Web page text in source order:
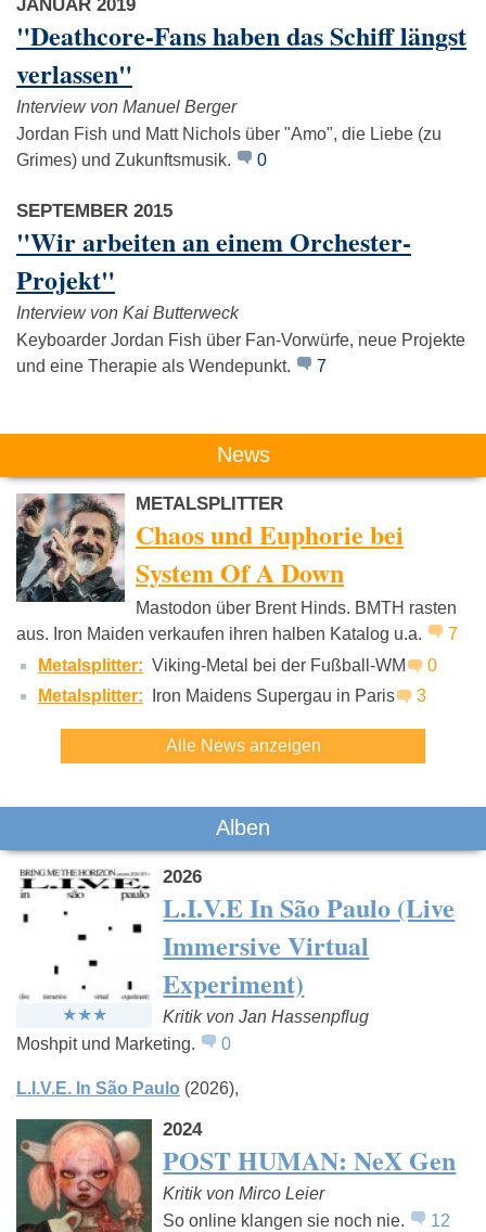
System Of A
Rammstein
Bullet For
JANUAR 2019
"Deathcore-Fans haben das Schiff längst
verlassen"
Interview von Manuel Berger
Jordan Fish und Matt Nichols über "Amo", die Liebe (zu
Grimes) und Zukunftsmusik.
0
SEPTEMBER 2015
"Wir arbeiten an einem Orchester-
Projekt"
Interview von Kai Butterweck
Keyboarder Jordan Fish über Fan-Vorwürfe, neue Projekte
und eine Therapie als Wendepunkt.
7
News
METALSPLITTER
Chaos und Euphorie bei
System Of A Down
Mastodon über Brent Hinds. BMTH rasten
aus. Iron Maiden verkaufen ihren halben Katalog u.a.
7
Metalsplitter: Viking-Metal bei der Fußball-WM
0
Metalsplitter:
Iron Maidens Supergau in Paris 3
Alle News anzeigen
Alben
2026
L.I.V.E In São Paulo (Live
Immersive Virtual
Experiment)
Kritik von Jan Hassenpflug
Moshpit und Marketing.
0
L.I.V.E. In São Paulo (2026)
2024
POST HUMAN: NeX Gen
Kritik von Mirco Leier
So online klangen sie noch nie.
12